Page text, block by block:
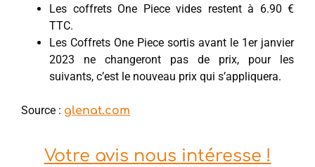
Les coffrets One Piece vides restent à 6.90 €
TTC.
Les Coffrets One Piece sortis avant le 1er janvier
2023 ne changeront pas de prix, pour les
suivants, c’est le nouveau prix qui s’appliquera.
Source : glenat.com
Votre avis nous intéresse !